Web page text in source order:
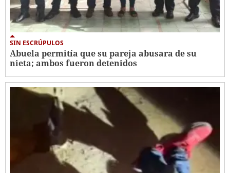
SIN ESCRÚPULOS
Abuela permitía que su pareja abusara de su
nieta; ambos fueron detenidos